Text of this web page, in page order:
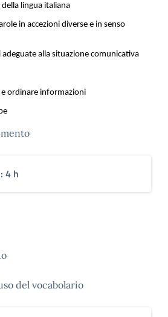
lingua italiana
in accezioni diverse e in senso
adeguate alla situazione comunicativa
e ordinare informazioni
4 h
del vocabolario